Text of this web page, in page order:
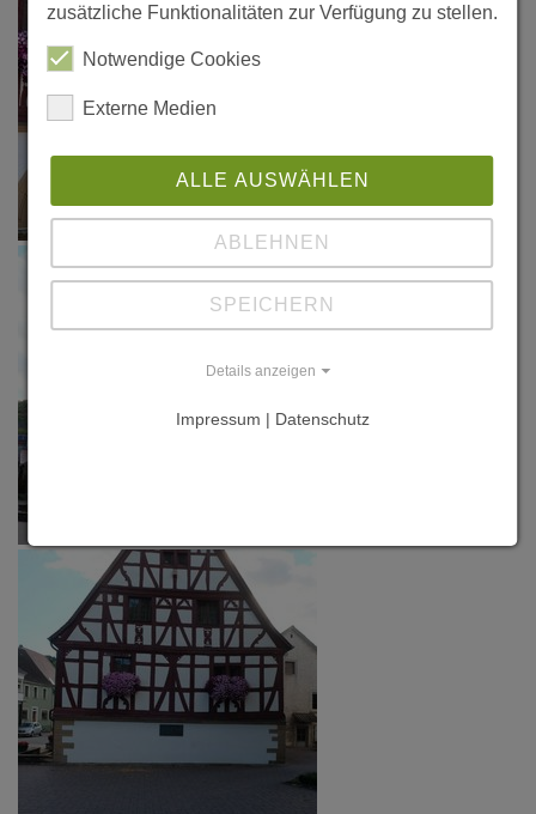
zusätzliche Funktionalitäten zur Verfügung zu stellen.
Notwendige Cookies
Externe Medien
ALLE AUSWÄHLEN
ABLEHNEN
SPEICHERN
Details anzeigen
Impressum | Datenschutz